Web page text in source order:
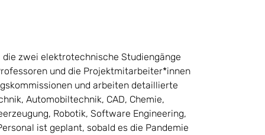
zwei elektrotechnische Studiengänge
und die Projektmitarbeiter*innen
und arbeiten detaillierte
Automobiltechnik, CAD, Chemie,
Robotik, Software Engineering,
ist geplant, sobald es die Pandemie